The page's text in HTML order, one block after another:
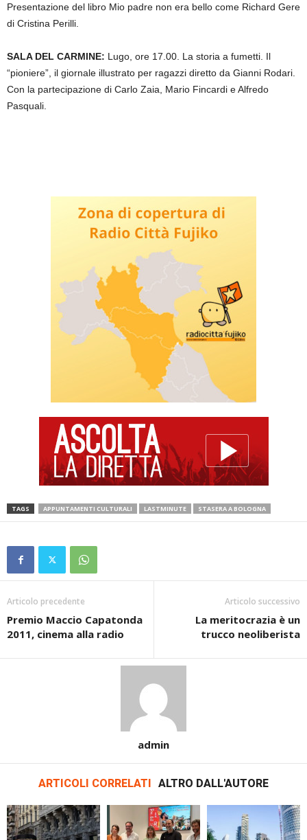
Presentazione del libro Mio padre non era bello come Richard Gere
di Cristina Perilli.
SALA DEL CARMINE: Lugo, ore 17.00. La storia a fumetti. Il
“pioniere”, il giornale illustrato per ragazzi diretto da Gianni Rodari.
Con la partecipazione di Carlo Zaia, Mario Fincardi e Alfredo
Pasquali.
TAGS APPUNTAMENTI CULTURALI LASTMINUTE STASERA A BOLOGNA
Articolo precedente
Premio Maccio Capatonda
2011, cinema alla radio
Articolo successivo
La meritocrazia è un
trucco neoliberista
admin
ARTICOLI CORRELATI ALTRO DALL'AUTORE